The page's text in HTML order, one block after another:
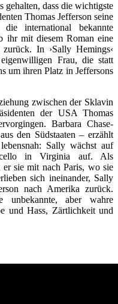
gehalten, dass die wichtigste
Thomas Jefferson seine
international bekannte
ihr mit diesem Roman eine
In ›Sally Hemings‹
Frau, die statt
um ihren Platz in Jeffersons
zwischen der Sklavin
der USA Thomas
Barbara Chase-
den Südstaaten – erzählt
Sally wächst auf
in Virginia auf. Als
sie mit nach Paris, wo sie
sich ineinander, Sally
nach Amerika zurück.
unbekannte, aber wahre
und Hass, Zärtlichkeit und